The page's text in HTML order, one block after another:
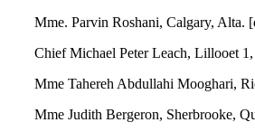
Mme. Parvin Roshani, Calgary, Alta.
Chief Michael Peter Leach, Lillooet
Mme Tahereh Abdullahi Mooghari,
Mme Judith Bergeron, Sherbrooke,